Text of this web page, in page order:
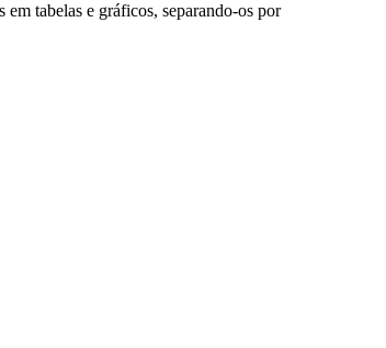
tabelas e gráficos, separando-os por